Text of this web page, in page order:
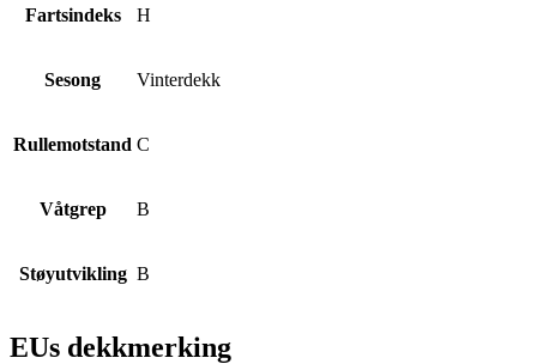
Fartsindeks H
Sesong Vinterdekk
Rullemotstand C
Våtgrep B
Støyutvikling B
EUs dekkmerking